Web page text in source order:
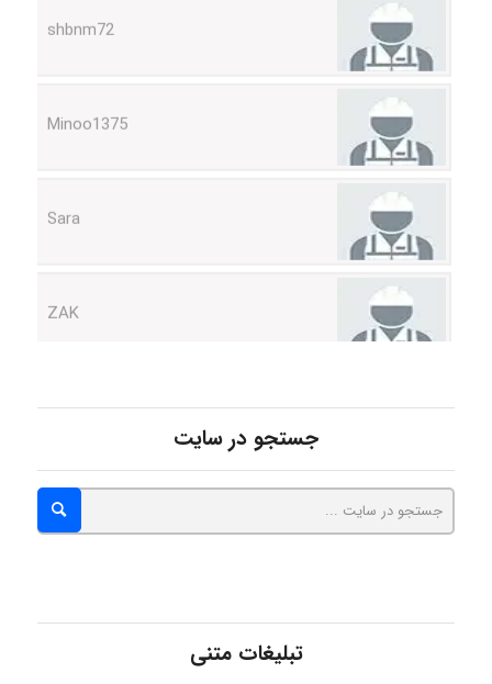
HaddadiMahsa
Niloofar
جستجو در سایت
تبلیغات متنی